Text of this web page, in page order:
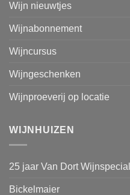
Wijn nieuwtjes
Wijnabonnement
Wijncursus
Wijngeschenken
Wijnproeverij op locatie
WIJNHUIZEN
25 jaar Van Dort
Bickelmaier